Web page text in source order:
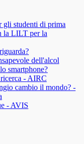
gli studenti di prima
la LILT per la
dell'alcol
smartphone?
- AIRC
cambio il mondo? -
- AVIS